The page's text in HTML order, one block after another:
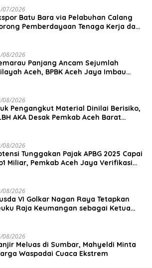
07/2026
Batu Bara via Pelabuhan Calang
Pemberdayaan Tenaga Kerja dan
08/2026
Panjang Ancam Sejumlah
Aceh, BPBK Aceh Jaya Imbau
08/2026
Pengangkut Material Dinilai Berisiko,
AKA Desak Pemkab Aceh Barat
08/2026
Tunggakan Pajak APBG 2025 Capai
Miliar, Pemkab Aceh Jaya Verifikasi
08/2026
VI Golkar Nagan Raya Tetapkan
Raja Keumangan sebagai Ketua
08/2026
Meluas di Sumbar, Mahyeldi Minta
Waspadai Cuaca Ekstrem